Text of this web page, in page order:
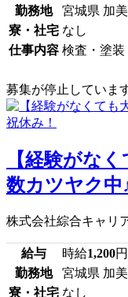
勤務地
宮城県 加
寮・社宅 なし
仕事内容 検査・塗装
募集が停止していま
【経験がな
数カツヤク中
株式会社綜合キャリ
給与 時給1,200
勤務地
宮城県 加
寮・社宅 なし